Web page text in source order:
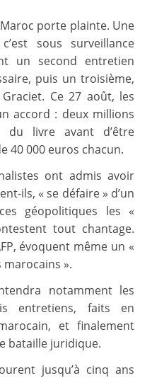
porte plainte. Une
sous surveillance
un second entretien
puis un troisième,
Ce 27 août, les
accord : deux millions
du livre avant d’être
40 000 euros chacun.
ont admis avoir
ils, « se défaire » d’un
géopolitiques les «
tout chantage.
évoquent même un «
».
notamment les
entretiens, faits en
et finalement
bataille juridique.
jusqu’à cinq ans